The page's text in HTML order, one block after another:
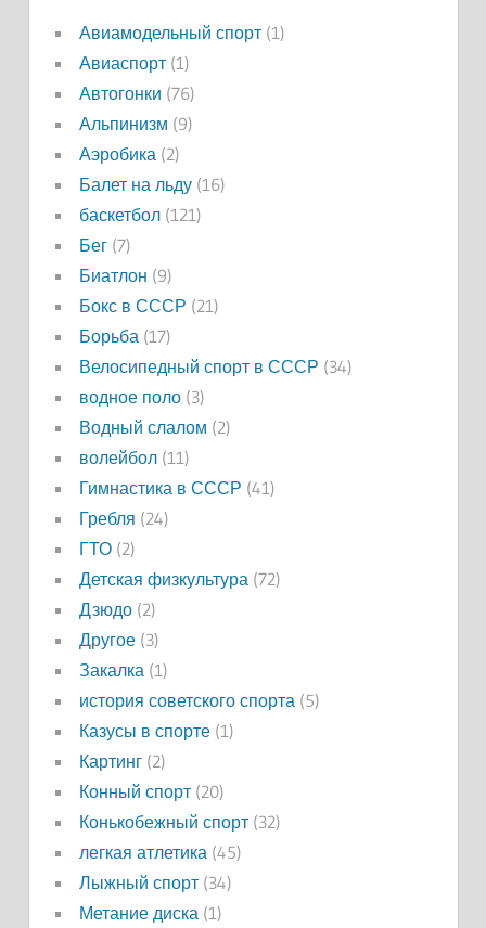
Авиамодельный спорт(1)
Авиаспорт(1)
Автогонки (76)
Альпинизм (9)
Аэробика (2)
Балет на льду(16)
баскетбол(121)
Бег(7)
Биатлон (9)
Бокс в СССР (21)
Борьба (17)
Велосипедный спорт в СССР (34)
водное поло(3)
Водный слалом (2)
волейбол(11)
Гимнастика в СССР (41)
Гребля (24)
ГТО(2)
Детская физкультура (72)
Дзюдо(2)
Другое(3)
Закалка (1)
история советского спорта (5)
Казусы в спорте(1)
Картинг(2)
Конный спорт(20)
Конькобежный спорт(32)
легкая атлетика (45)
Лыжный спорт(34)
Метание диска (1)